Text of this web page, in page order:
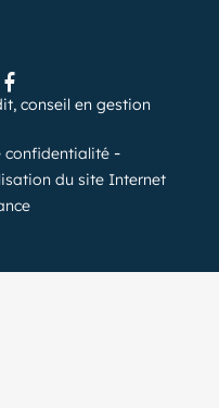
conseil en gestion
confidentialité
du site Internet